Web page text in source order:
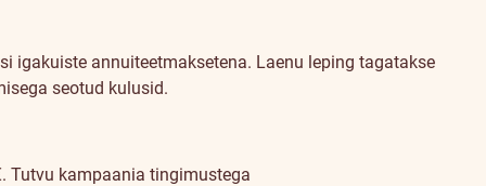
igakuiste annuiteetmaksetena. Laenu leping tagatakse
seotud kulusid.
Tutvu kampaania tingimustega